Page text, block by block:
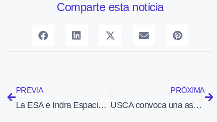
Comparte esta noticia
PREVIA
La ESA e Indra Espacio firman el contrato para el diseño del radar de vigilancia SSA
PRÓXIMA
USCA convoca una asamblea para decidir si se lleva a cabo una huelga de controladores